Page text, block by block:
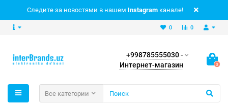
Следите за новостями в нашем Instagram канале!
0
0
+998785555030 -
Интернет-магазин
0
Все категории